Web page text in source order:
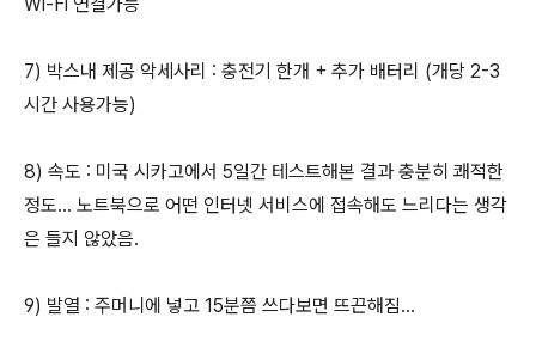
Wi-Fi 연결가능
7) 박스내 제공 악세사리 : 충전기 한개 + 추가 배터리 (개당 2-3
시간 사용가능)
8) 속도 : 미국 시카고에서 5일간 테스트해본 결과 충분히 쾌적한
정도... 노트북으로 어떤 인터넷 서비스에 접속해도 느리다는 생각
은 들지 않았음.
9) 발열 : 주머니에 넣고 15분쯤 쓰다보면 뜨끈해짐...